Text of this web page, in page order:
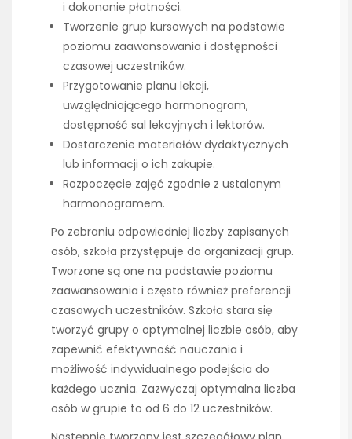
i dokonanie płatności.
Tworzenie grup kursowych na podstawie
poziomu zaawansowania i dostępności
czasowej uczestników.
Przygotowanie planu lekcji,
uwzględniającego harmonogram,
dostępność sal lekcyjnych i lektorów.
Dostarczenie materiałów dydaktycznych
lub informacji o ich zakupie.
Rozpoczęcie zajęć zgodnie z ustalonym
harmonogramem.
Po zebraniu odpowiedniej liczby zapisanych
osób, szkoła przystępuje do organizacji grup.
Tworzone są one na podstawie poziomu
zaawansowania i często również preferencji
czasowych uczestników. Szkoła stara się
tworzyć grupy o optymalnej liczbie osób, aby
zapewnić efektywność nauczania i
możliwość indywidualnego podejścia do
każdego ucznia. Zazwyczaj optymalna liczba
osób w grupie to od 6 do 12 uczestników.